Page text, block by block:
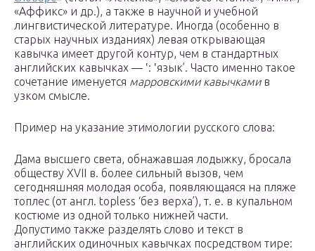
«Аффикс» и др.), а также в научной и учебной
лингвистической литературе. Иногда (особенно в
старых научных изданиях) левая открывающая
кавычка имеет другой контур, чем в стандартных
английских кавычках — ‛: ‛язык’. Часто именно такое
сочетание именуется марровскими кавычкамив
узком смысле.
Пример на указание этимологии русского слова:
Дама высшего света, обнажавшая лодыжку, бросала
обществу XVII в. более сильный вызов, чем
сегодняшняя молодая особа, появляющаяся на пляже
топлес (от англ. topless ‘без верха’), т. e. в купальном
костюме из одной только нижней части.
Допустимо также разделять слово и текст в
английских одиночных кавычках посредством тире: